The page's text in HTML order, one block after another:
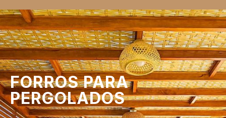
FORROSPARA
PERGOLADOS